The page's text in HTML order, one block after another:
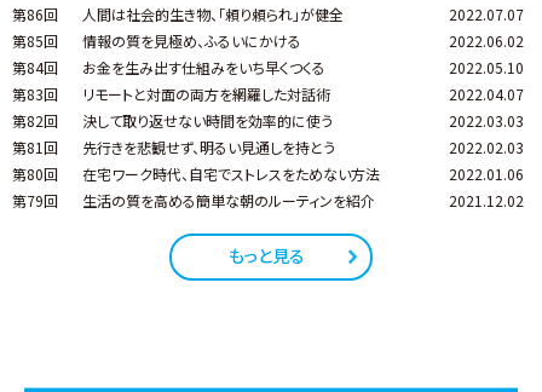
第86回
人間は社会的生き物、「頼り頼られ」が健全
2022.07.07
第85回
情報の質を見極め、ふるいにかける
2022.06.02
第84回
お金を生み出す仕組みをいち早くつくる
2022.05.10
第83回
リモートと対面の両方を網羅した対話術
2022.04.07
第82回
決して取り返せない時間を効率的に使う
2022.03.03
第81回
先行きを悲観せず、明るい見通しを持とう
2022.02.03
第80回
在宅ワーク時代、自宅でストレスをためない方法
2022.01.06
第79回
生活の質を高める簡単な朝のルーティンを紹介 2021.12.02
もっと見る